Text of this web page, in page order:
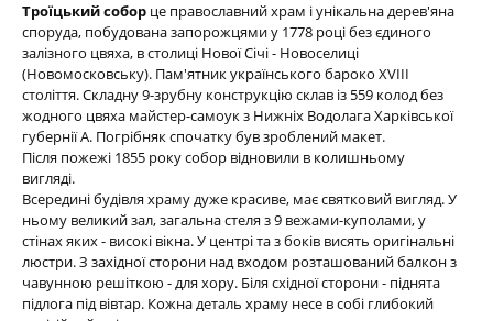
Троїцький собор це православний храм і унікальна дерев'яна
споруда, побудована запорожцями у 1778 році без єдиного
залізного цвяха, в столиці Нової Січі - Новоселиці
(Новомосковську). Пам'ятник українського бароко XVIII
століття. Складну 9-зрубну конструкцію склав із 559 колод без
жодного цвяха майстер-самоук з Нижніх Водолага Харківської
губернії А. Погрібняк спочатку був зроблений макет.
Після пожежі 1855 року собор відновили в колишньому
вигляді.
Всередині будівля храму дуже красиве, має святковий вигляд. У
ньому великий зал, загальна стеля з 9 вежами-куполами, у
стінах яких - високі вікна. У центрі та з боків висять оригінальні
люстри. З західної сторони над входом розташований балкон з
чавунною решіткою - для хору. Біля східної сторони - піднята
підлога під вівтар. Кожна деталь храму несе в собі глибокий